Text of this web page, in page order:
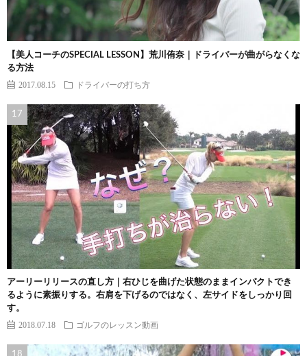
【美人コーチのSPECIAL LESSON】荒川侑奈｜ドライバーが曲がらなくな
る方法
2017.08.15 ドライバーの打ち方
アーリーリリースの直し方｜右ひじを曲げた状態のままインパクトでき
るように素振りする。右肩を下げるのではなく、左サイドをしっかり回
す。
2018.07.18 ゴルフのレッスン動画